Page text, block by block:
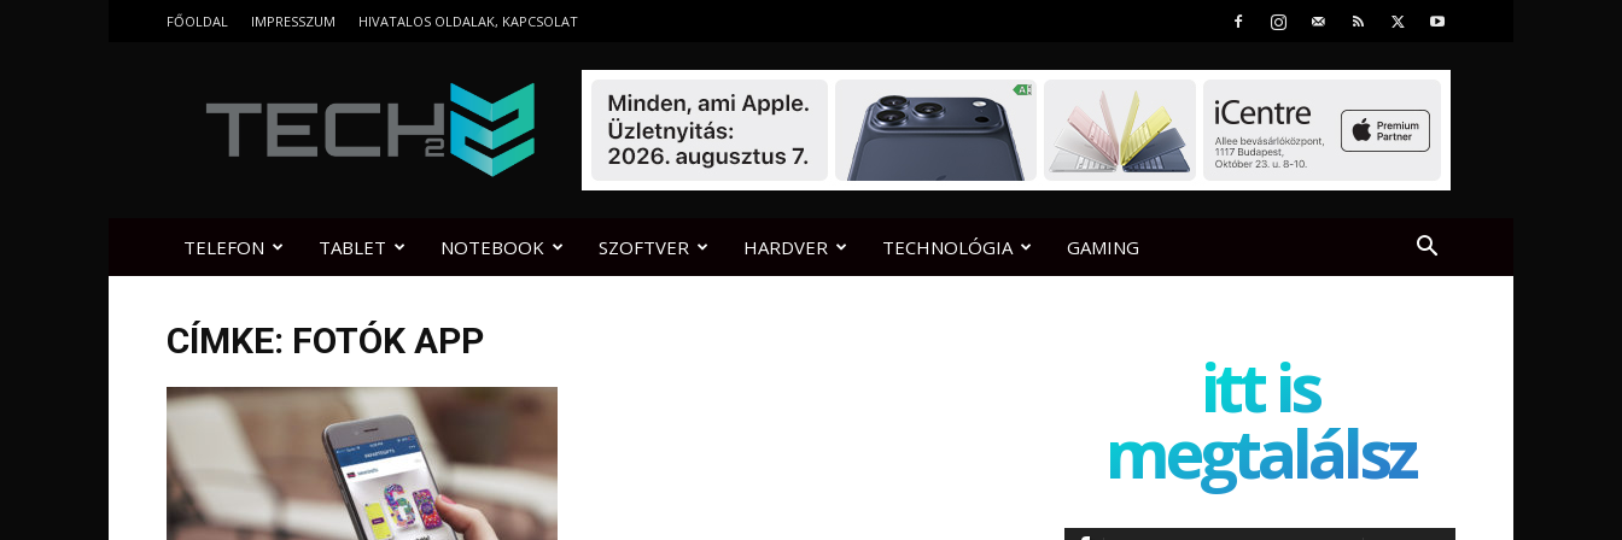
FŐOLDAL IMPRESSZUM HIVATALOS OLDALAK, KAPCSOLAT
TELEFON TABLET NOTEBOOK SZOFTVER HARDVER TECHNOLÓGIA GAMING
CÍMKE: FOTÓK APP
itt is
megtalálsz